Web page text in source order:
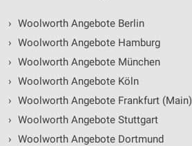
› Woolworth Angebote Berlin
› Woolworth Angebote Hamburg
› Woolworth Angebote München
› Woolworth Angebote Köln
› Woolworth Angebote Frankfurt (Main)
› Woolworth Angebote Stuttgart
› Woolworth Angebote Dortmund